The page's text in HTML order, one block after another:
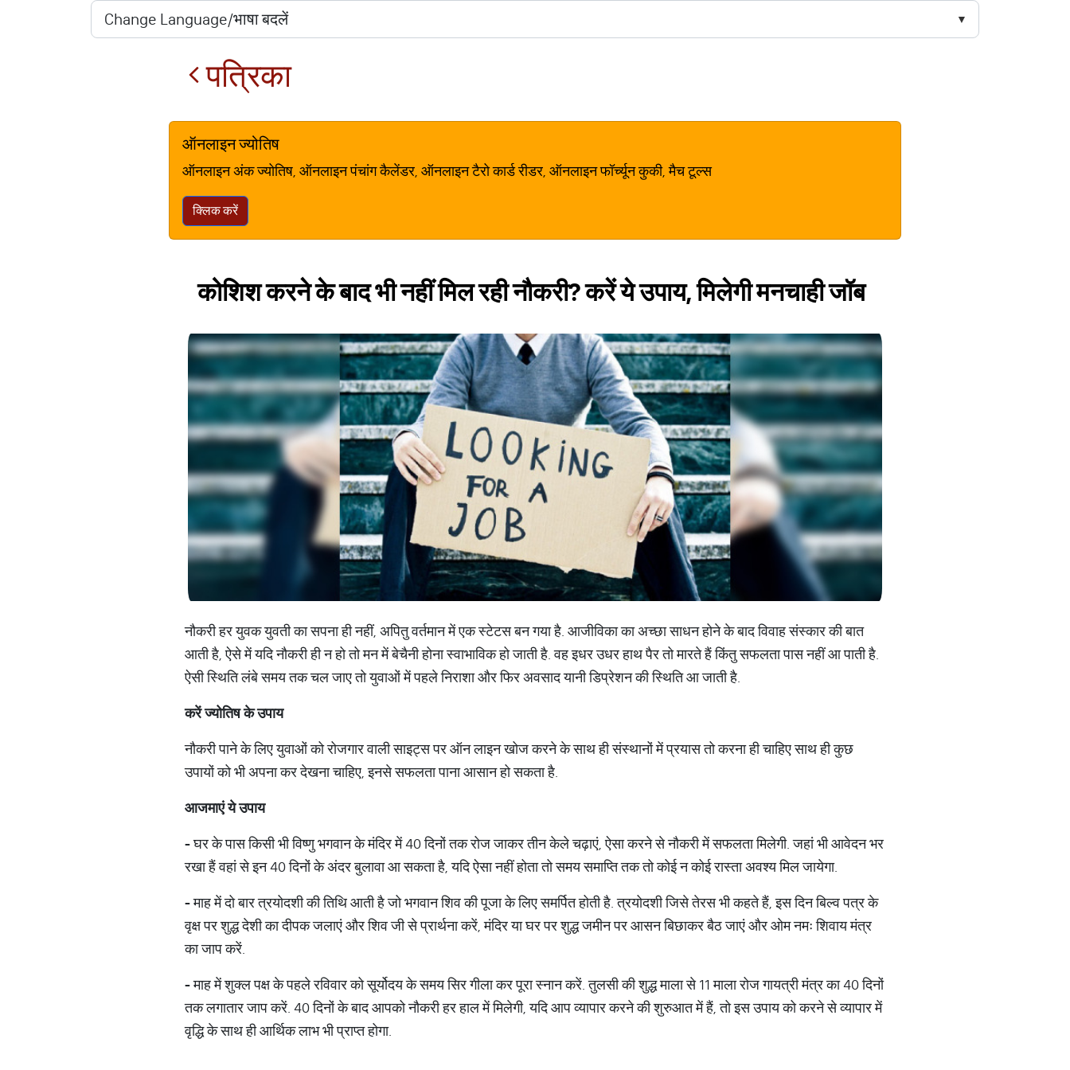
पत्रिका
ऑनलाइन ज्योतिष
ऑनलाइन अंक ज्योतिष, ऑनलाइन पंचांग कैलेंडर, ऑनलाइन टैरो कार्ड रीडर, ऑनलाइन फॉर्च्यून कुकी, मैच टूल्स
क्लिक करें
कोशिश करने के बाद भी नहीं मिल रही नौकरी? करें ये उपाय, मिलेगी मनचाही जॉब
नौकरी हर युवक युवती का सपना ही नहीं, अपितु वर्तमान में एक स्टेटस बन गया है. आजीविका का अच्छा साधन होने के बाद विवाह संस्कार की बात
आती है, ऐसे में यदि नौकरी ही न हो तो मन में बेचैनी होना स्वाभाविक हो जाती है. वह इधर उधर हाथ पैर तो मारते हैं किंतु सफलता पास नहीं आ पाती है.
ऐसी स्थिति लंबे समय तक चल जाए तो युवाओं में पहले निराशा और फिर अवसाद यानी डिप्रेशन की स्थिति आ जाती है.
करेंज्योतिषकेउपाय
नौकरी पाने के लिए युवाओं को रोजगार वाली साइट्स पर ऑन लाइन खोज करने के साथ ही संस्थानों में प्रयास तो करना ही चाहिए साथ ही कुछ
उपायों को भी अपना कर देखना चाहिए, इनसे सफलता पाना आसान हो सकता है.
आजमाएंयेउपाय
-घर के पास किसी भी विष्णु भगवान के मंदिर में 40 दिनों तक रोज जाकर तीन केले चढ़ाएं, ऐसा करने से नौकरी में सफलता मिलेगी. जहां भी आवेदन भर
रखा हैं वहां से इन 40 दिनों के अंदर बुलावा आ सकता है, यदि ऐसा नहीं होता तो समय समाप्ति तक तो कोई न कोई रास्ता अवश्य मिल जायेगा.
-माह में दो बार त्रयोदशी की तिथि आती है जो भगवान शिव की पूजा के लिए समर्पित होती है. त्रयोदशी जिसे तेरस भी कहते हैं, इस दिन बिल्व पत्र के
वृक्ष पर शुद्ध देशी का दीपक जलाएं और शिव जी से प्रार्थना करें, मंदिर या घर पर शुद्ध जमीन पर आसन बिछाकर बैठ जाएं और ओम नमः शिवाय मंत्र
का जाप करें.
-माह में शुक्ल पक्ष के पहले रविवार को सूर्योदय के समय सिर गीला कर पूरा स्नान करें. तुलसी की शुद्ध माला से 11 माला रोज गायत्री मंत्र का 40 दिनों
तक लगातार जाप करें. 40 दिनों के बाद आपको नौकरी हर हाल में मिलेगी, यदि आप व्यापार करने की शुरुआत में हैं, तो इस उपाय को करने से व्यापार में
वृद्धि के साथ ही आर्थिक लाभ भी प्राप्त होगा.